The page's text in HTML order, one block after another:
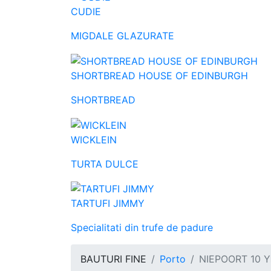
CUDIE
MIGDALE GLAZURATE
SHORTBREAD HOUSE OF EDINBURGH
SHORTBREAD
WICKLEIN
TURTA DULCE
TARTUFI JIMMY
Specialitati din trufe de padure
BAUTURI FINE Porto NIEPOORT 10